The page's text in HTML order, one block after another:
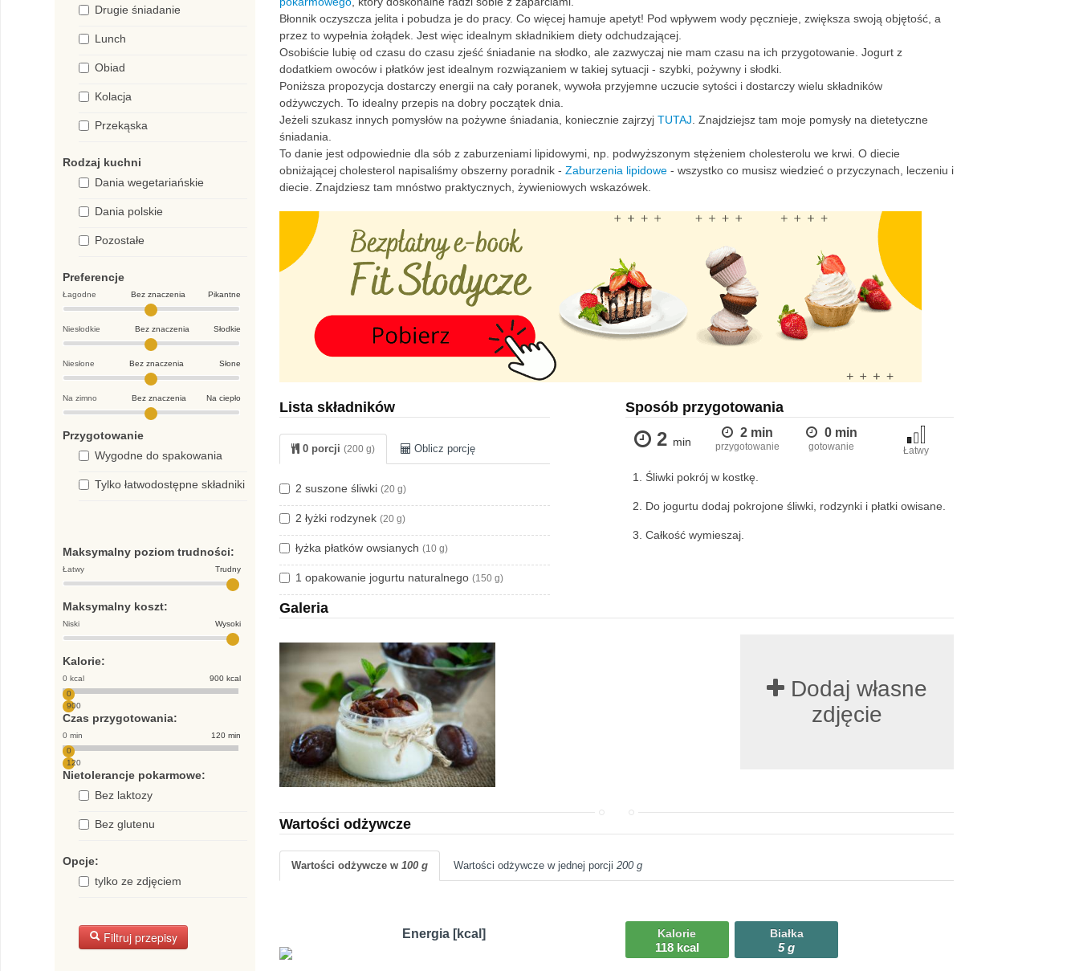
Drugie śniadanie
Lunch
Obiad
Kolacja
Przekąska
Rodzaj kuchni
Dania wegetariańskie
Dania polskie
Pozostałe
Preferencje
Łagodne Pikantne
Bez znaczenia
Niesłodkie Słodkie
Bez znaczenia
Niesłone Słone
Bez znaczenia
Na zimno Na ciepło
Bez znaczenia
Przygotowanie
Wygodne do spakowania
Tylko łatwodostępne składniki
Maksymalny poziom trudności:
Łatwy Trudny
Maksymalny koszt:
Niski Wysoki
Kalorie:
0 kcal
900 kcal
0
900
Czas przygotowania:
0 min
120 min
0
120
Nietolerancje pokarmowe:
Bez laktozy
Bez glutenu
Opcje:
tylko ze zdjęciem
Filtruj przepisy
Błonnik oczyszcza jelita i pobudza je do pracy. Co więcej hamuje apetyt! Pod wpływem wody pęcznieje, zwiększa swoją objętość, a
przez to wypełnia żołądek. Jest więc idealnym składnikiem diety odchudzającej.
Osobiście lubię od czasu do czasu zjeść śniadanie na słodko, ale zazwyczaj nie mam czasu na ich przygotowanie. Jogurt z
dodatkiem owoców i płatków jest idealnym rozwiązaniem w takiej sytuacji - szybki, pożywny i słodki.
Poniższa propozycja dostarczy energii na cały poranek, wywoła przyjemne uczucie sytości i dostarczy wielu składników
odżywczych. To idealny przepis na dobry początek dnia.
Jeżeli szukasz innych pomysłów na pożywne śniadania, koniecznie zajrzyj TUTAJ . Znajdziejsz tam moje pomysły na dietetyczne
śniadania.
To danie jest odpowiednie dla sób z zaburzeniami lipidowymi, np. podwyższonym stężeniem cholesterolu we krwi. O diecie
obniżającej cholesterol napisaliśmy obszerny poradnik - Zaburzenia lipidowe - wszystko co musisz wiedzieć o przyczynach, leczeniu i
diecie. Znajdziesz tam mnóstwo praktycznych, żywieniowych wskazówek.
Lista składników
0 porcji (200 g) Oblicz porcję
2 suszone śliwki (20 g)
2 łyżki rodzynek (20 g)
łyżka płatków owsianych (10 g)
1 opakowanie jogurtu naturalnego (150 g)
Sposób przygotowania
2 min
2 min
przygotowanie
0 min
gotowanie Łatwy
Śliwki pokrój w kostkę.
Do jogurtu dodaj pokrojone śliwki, rodzynki i płatki owisane.
Całkość wymieszaj.
Galeria
Dodaj własne
zdjęcie
Wartości odżywcze
Wartości odżywcze w 100 g Wartości odżywcze w jednej porcji 200 g
Energia [kcal] Kalorie
118 kcal
Białka
5 g